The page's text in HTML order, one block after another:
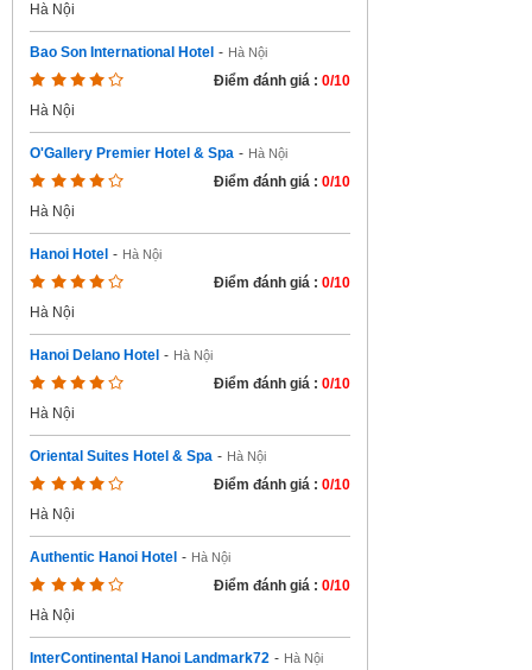
Hà Nội
Bao Son International Hotel - Hà Nội
Điểm đánh giá : 0/10
Hà Nội
O'Gallery Premier Hotel & Spa - Hà Nội
Điểm đánh giá : 0/10
Hà Nội
Hanoi Hotel - Hà Nội
Điểm đánh giá : 0/10
Hà Nội
Hanoi Delano Hotel - Hà Nội
Điểm đánh giá : 0/10
Hà Nội
Oriental Suites Hotel & Spa - Hà Nội
Điểm đánh giá : 0/10
Hà Nội
Authentic Hanoi Hotel - Hà Nội
Điểm đánh giá : 0/10
Hà Nội
InterContinental Hanoi Landmark72 - Hà Nội